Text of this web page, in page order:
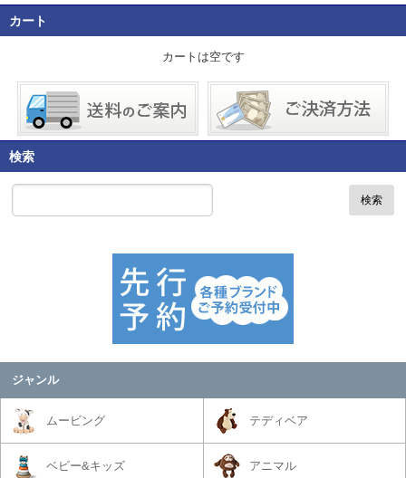
カート
カートは空です
検索
検索
ジャンル
ムービング テディベア
ベビー&キッズ アニマル